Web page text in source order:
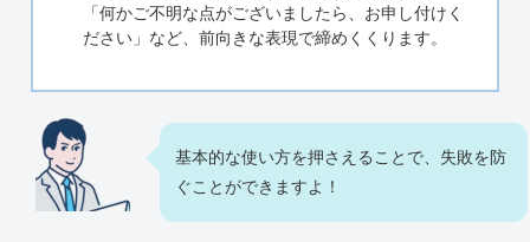
「何かご不明な点がございましたら、お申し付けく
ださい」など、前向きな表現で締めくくります。
基本的な使い方を押さえることで、失敗を防
ぐことができますよ！